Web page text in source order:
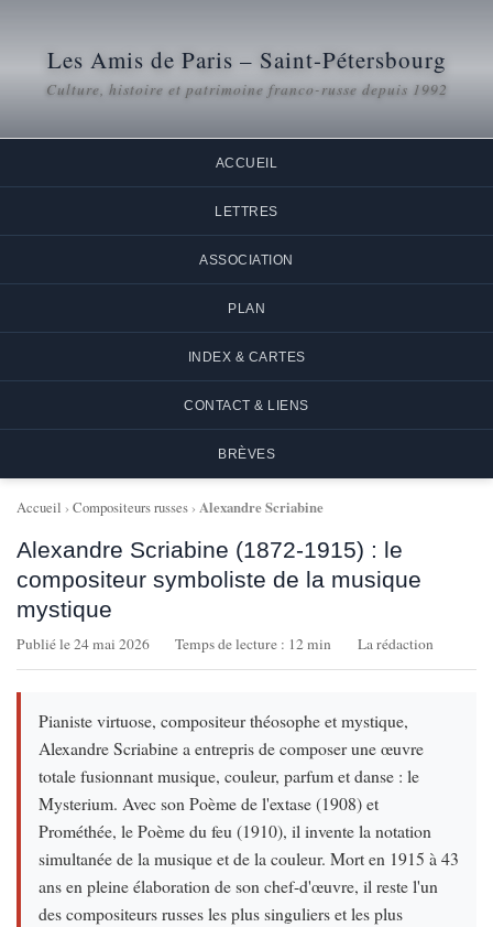
Les Amis de Paris – Saint-Pétersbourg
Culture, histoire et patrimoine franco-russe depuis 1992
ACCUEIL
LETTRES
ASSOCIATION
PLAN
INDEX & CARTES
CONTACT & LIENS
BRÈVES
Accueil › Compositeurs russes › Alexandre Scriabine
Alexandre Scriabine (1872-1915) : le
compositeur symboliste de la musique
mystique
Publié le 24 mai 2026 Temps de lecture : 12 min La rédaction
Pianiste virtuose, compositeur théosophe et mystique,
Alexandre Scriabine a entrepris de composer une œuvre
totale fusionnant musique, couleur, parfum et danse : le
Mysterium. Avec son Poème de l'extase (1908) et
Prométhée, le Poème du feu (1910), il invente la notation
simultanée de la musique et de la couleur. Mort en 1915 à 43
ans en pleine élaboration de son chef-d'œuvre, il reste l'un
des compositeurs russes les plus singuliers et les plus